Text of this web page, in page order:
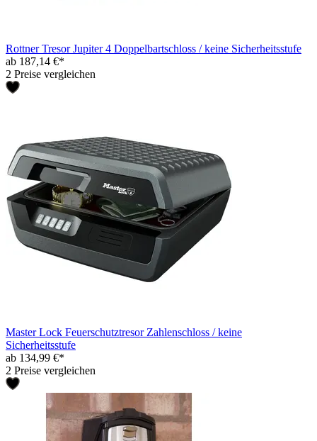
Rottner Tresor Jupiter 4 Doppelbartschloss / keine Sicherheitsstufe
ab 187,14 €*
2 Preise vergleichen
Master Lock Feuerschutztresor Zahlenschloss / keine
Sicherheitsstufe
ab 134,99 €*
2 Preise vergleichen